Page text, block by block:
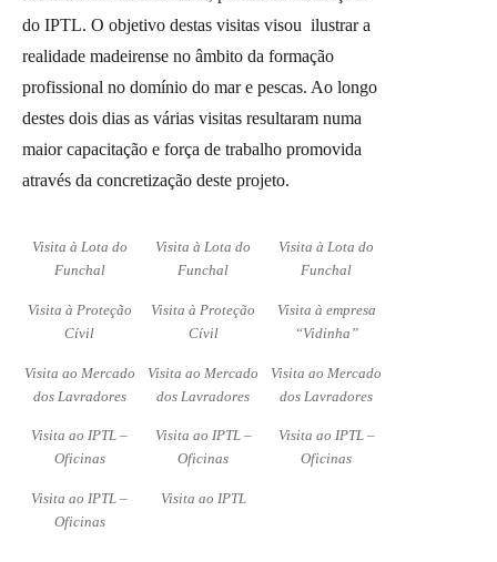
do IPTL. O objetivo destas visitas visou ilustrar a
realidade madeirense no âmbito da formação
profissional no domínio do mar e pescas. Ao longo
destes dois dias as várias visitas resultaram numa
maior capacitação e força de trabalho promovida
através da concretização deste projeto.
Visita à Lota do
Funchal
Visita à Lota do
Funchal
Visita à Lota do
Funchal
Visita à Proteção
Cívil
Visita à Proteção
Cívil
Visita à empresa
“Vidinha”
Visita ao Mercado
dos Lavradores
Visita ao Mercado
dos Lavradores
Visita ao Mercado
dos Lavradores
Visita ao IPTL –
Oficinas
Visita ao IPTL –
Oficinas
Visita ao IPTL –
Oficinas
Visita ao IPTL –
Oficinas
Visita ao IPTL